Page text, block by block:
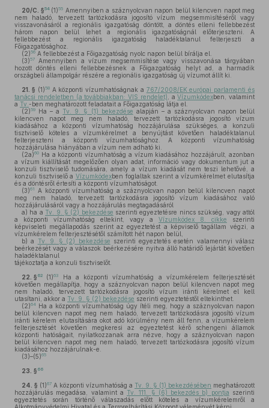
20/C. §54 (1)55 Amennyiben a száznyolcvan napon belül kilencven napot meg
nem haladó, tervezett tartózkodásra jogosító vízum megsemmisítéséről vagy
visszavonásáról a regionális igazgatóság döntött, a döntés elleni fellebbezést
három napon belül lehet a regionális igazgatóságnál előterjeszteni. A
fellebbezést a regionális igazgatóság haladéktalanul felterjeszti a
Főigazgatósághoz.
(2)56 A fellebbezést a Főigazgatóság nyolc napon belül bírálja el.
(3)57
Amennyiben a vízum megsemmisítése vagy visszavonása tárgyában
hozott döntés elleni fellebbezésnek a Főigazgatóság helyt ad, a harmadik
országbeli állampolgár részére a regionális igazgatóság új vízumot állít ki.
21. § (1)58A központi vízumhatóságnak a 767/2008/EK európai parlamenti és
tanácsi rendeletben (a továbbiakban: VIS rendelet) , aVízumkódexben, valamint
a Tv. -ben meghatározott feladatait a Főigazgatóság látja el.
(2)59 Ha – a Tv. 9. § (1) bekezdése alapján – a száznyolcvan napon belül
kilencven napot meg nem haladó, tervezett tartózkodásra jogosító vízum
kiadásához a központi vízumhatóság hozzájárulása szükséges, a konzuli
tisztviselő köteles a vízumkérelmet a benyújtást követően haladéktalanul
felterjeszteni a központi vízumhatósághoz. A központi vízumhatóság
hozzájárulása hiányában a vízum nem adható ki.
(2a)60 Ha a központi vízumhatóság a vízum kiadásához hozzájárult, azonban
a vízum kiállítását megelőzően olyan adat, információ vagy dokumentum jut a
konzuli tisztviselő tudomására, amely a vízum kiadását nem teszi lehetővé, a
konzuli tisztviselő a Vízumkódexben foglaltak szerint a vízumkérelmet elutasítja
és a döntésről értesíti a központi vízumhatóságot.
(3)61
A központi vízumhatóság a száznyolcvan napon belül kilencven napot
meg nem haladó, tervezett tartózkodásra jogosító vízum kiadásához való
hozzájárulásáról vagy a hozzájárulás megtagadásáról
a) ha a Tv. 9. § (2) bekezdése szerinti egyeztetésre nincs szükség, vagy attól
a központi vízumhatóság eltekint, vagy a Vízumkódex 8. cikke szerinti
képviseleti megállapodás szerint az egyeztetést a képviselő tagállam végzi, a
vízumkérelem felterjesztésétől számított hét napon belül,
b) a Tv. 9. § (2) bekezdése szerinti egyeztetés esetén valamennyi válasz
beérkezését vagy a válaszok beérkezésére nyitva álló határidő lejártát követően
haladéktalanul
tájékoztatja a konzuli tisztviselőt.
22. § 62 (1)63
Ha a központi vízumhatóság a vízumkérelem felterjesztését
követően megállapítja, hogy a száznyolcvan napon belül kilencven napot meg
nem haladó, tervezett tartózkodásra jogosító vízum iránti kérelmet el kell
utasítani, akkor a Tv. 9. § (2) bekezdése szerinti egyeztetéstől eltekinthet.
(2)64 Ha a központi vízumhatóság úgy ítéli meg, hogy a száznyolcvan napon
belül kilencven napot meg nem haladó, tervezett tartózkodásra jogosító vízum
iránti kérelem elutasítására okot adó körülmény nem áll fenn, a vízumkérelem
felterjesztését követően megkeresi az egyeztetést kérő schengeni államok
központi hatóságait, nyilatkozzanak arra nézve, hogy a száznyolcvan napon
belül kilencven napot meg nem haladó, tervezett tartózkodásra jogosító vízum
kiadásához hozzájárulnak-e.
(3)–(5)65
23. § 66
24. § (1)67 A központi vízumhatóság a Tv. 9. § (1) bekezdésében meghatározott
hozzájárulás megadása, valamint a Tv. 111. § (6) bekezdés b) pontja szerinti
egyeztetés során történő válaszadás előtt köteles a vízumkérelemről a